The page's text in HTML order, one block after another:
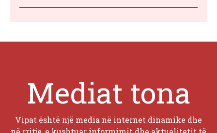
Mediat tona
Vipat është një media në internet dinamike dhe